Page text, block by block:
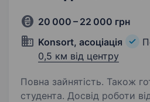
20 000 – 22 000 грн
Konsort, асоціація
0,5 км від центру
Повна зайнятість. Також
студента. Досвід роботи